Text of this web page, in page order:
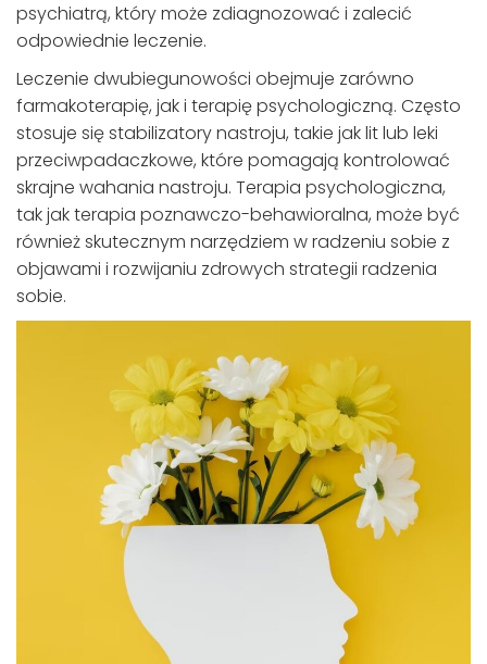
psychiatrą, który może zdiagnozować i zalecić
odpowiednie leczenie.
Leczenie dwubiegunowości obejmuje zarówno
farmakoterapię, jak i terapię psychologiczną. Często
stosuje się stabilizatory nastroju, takie jak lit lub leki
przeciwpadaczkowe, które pomagają kontrolować
skrajne wahania nastroju. Terapia psychologiczna,
tak jak terapia poznawczo-behawioralna, może być
również skutecznym narzędziem w radzeniu sobie z
objawami i rozwijaniu zdrowych strategii radzenia
sobie.